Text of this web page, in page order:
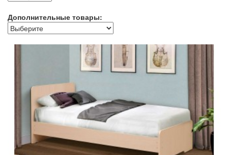
Дополнительные товары: